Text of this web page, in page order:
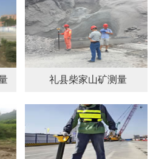
礼县柴家山矿测量